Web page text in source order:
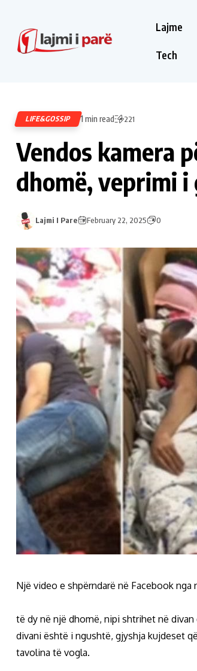
Lajme
Tech
LIFE&GOSSIP 1 min read 221
Vendos kamera
dhomë, veprimi i
Lajmi I Pare February 22, 2025 0
Një video e shpërndarë në Facebook
të dy në një dhomë, nipi shtrihet në
divani është i ngushtë, gjyshja kujdeset
tavolina të vogla.